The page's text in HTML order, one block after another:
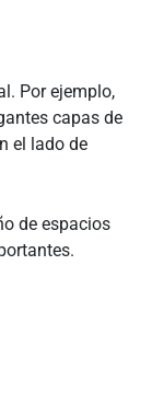
Por ejemplo,
capas de
el lado de
de espacios